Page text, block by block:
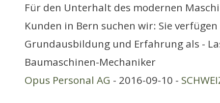
Für den Unterhalt des modernen
Kunden in Bern suchen wir: Sie
Grundausbildung und Erfahrung als -
Baumaschinen-Mechaniker
Opus Personal AG - 2016-09-10 -